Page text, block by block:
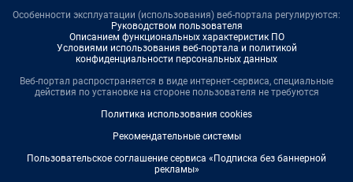
Особенности эксплуатации (использования) веб-портала регулируются:
Руководством пользователя
Описанием функциональных характеристик ПО
Условиями использования веб-портала и политикой
конфиденциальности персональных данных
Веб-портал распространяется в виде интернет-сервиса, специальные
действия по установке на стороне пользователя не требуются
Политика использования cookies
Рекомендательные системы
Пользовательское соглашение сервиса «Подписка без баннерной
рекламы»